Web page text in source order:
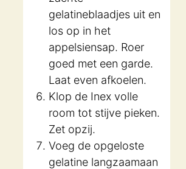
gelatineblaadjes uit en
los op in het
appelsiensap. Roer
goed met een garde.
Laat even afkoelen.
Klop de Inex volle
room tot stijve pieken.
Zet opzij.
Voeg de opgeloste
gelatine langzaamaan